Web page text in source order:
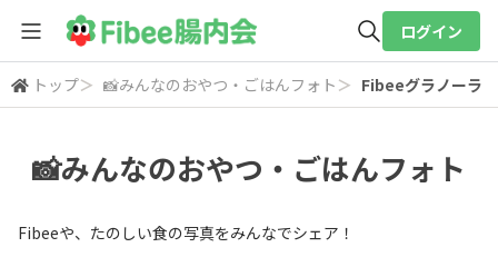
全体検索
検索
ログイン
トップ＞ 📸みんなのおやつ・ごはんフォト ＞ Fibeeグラノーラ
📸みんなのおやつ・ごはんフォト
Fibeeや、たのしい食の写真をみんなでシェア！